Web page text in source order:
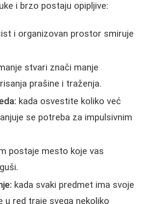
i brzo postaju opipljive:
i organizovan prostor smiruje
stvari znači manje
prašine i traženja.
kada osvestite koliko već
se potreba za impulsivnim
postaje mesto koje vas
kada svaki predmet ima svoje
u red traje svega nekoliko